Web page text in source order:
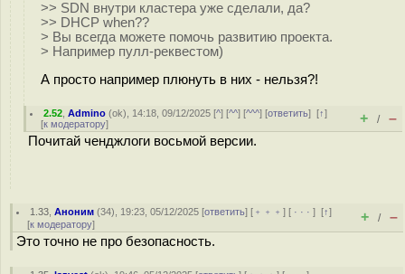
>> SDN внутри кластера уже сделали, да?
>> DHCP when??
> Вы всегда можете помочь развитию проекта.
> Например пулл-реквестом)
А просто например плюнуть в них - нельзя?!
2.52 ,Admino (ok), 14:18, 09/12/2025 [^] [^^] [^^^] [ответить][↑]
[к модератору] + / –
Почитай ченджлоги восьмой версии.
1.33 ,Аноним (34), 19:23, 05/12/2025 [ответить] [ ﹢﹢﹢] [ · · ·][↑]
[к модератору] + / –
Это точно не про безопасность.